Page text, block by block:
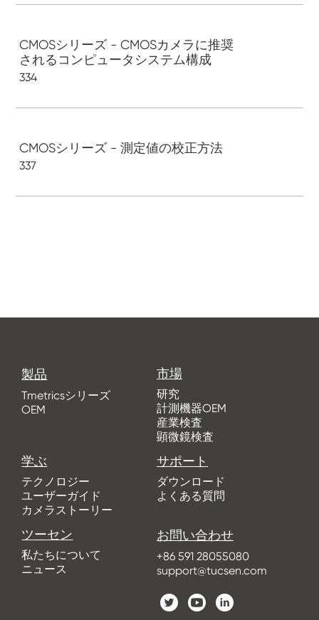
CMOSシリーズ - CMOSカメラに推奨
されるコンピュータシステム構成
334
CMOSシリーズ - 測定値の校正方法
337
製品
Tmetricsシリーズ
OEM
市場
研究
計測機器OEM
産業検査
顕微鏡検査
学ぶ
テクノロジー
ユーザーガイド
カメラストーリー
サポート
ダウンロード
よくある質問
ツーセン
私たちについて
ニュース
お問い合わせ
+86 591 28055080
support@tucsen.com